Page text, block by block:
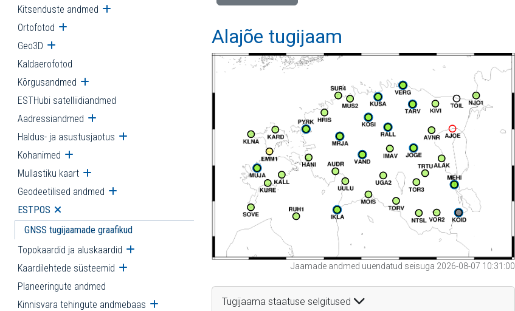
Kitsenduste andmed Ava alammenüü
Ortofotod Ava alammenüü
Geo3D Ava alammenüü
Kaldaerofotod
Kõrgusandmed Ava alammenüü
ESTHubi satelliidiandmed
Aadressiandmed Ava alammenüü
Haldus- ja asustusjaotus Ava alammenüü
Kohanimed Ava alammenüü
Mullastiku kaart Ava alammenüü
Geodeetilised andmed Ava alammenüü
ESTPOS Ava alammenüü
GNSS tugijaamade graafikud
Topokaardid ja aluskaardid Ava alammenüü
Kaardilehtede süsteemid Ava alammenüü
Planeeringute andmed
Kinnisvara tehingute andmebaas Ava alammenüü
Alajõe tugijaam
Jaamade andmed uuendatud seisuga 2026-08-07 10:31:00
Tugijaama staatuse selgitused